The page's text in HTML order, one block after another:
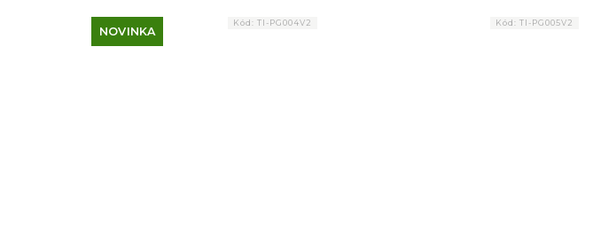
NOVINKA
Kód: TI-PG004V2 Kód: TI-PG005V2